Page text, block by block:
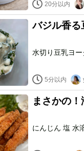
20分以内
バジル香る
5分以内
まさかの